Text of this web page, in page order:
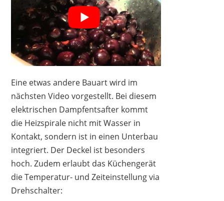
Eine etwas andere Bauart wird im
nächsten Video vorgestellt. Bei diesem
elektrischen Dampfentsafter kommt
die Heizspirale nicht mit Wasser in
Kontakt, sondern ist in einen Unterbau
integriert. Der Deckel ist besonders
hoch. Zudem erlaubt das Küchengerät
die Temperatur- und Zeiteinstellung via
Drehschalter: